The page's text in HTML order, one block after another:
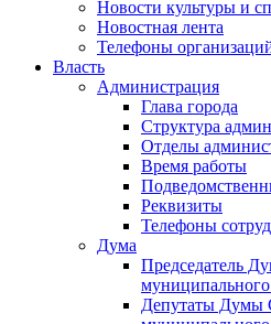
Новости культуры и
Новостная лента
Телефоны
Власть
Администрация
Глава города
Структура
Отделы
Время работы
Реквизиты
Телефоны
Дума
Председатель
муниципального
Депутаты Думы